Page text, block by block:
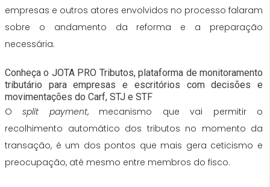
empresas e outros atores envolvidos no processo falaram
sobre o andamento da reforma e a preparação
necessária.
Conheça o JOTA PRO Tributos, plataforma de monitoramento
tributário para empresas e escritórios com decisões e
movimentações do Carf, STJ e STF
O split payment, mecanismo que vai permitir o
recolhimento automático dos tributos no momento da
transação, é um dos pontos que mais gera ceticismo e
preocupação, até mesmo entre membros do fisco.
entanto,
consideram
prazo
irrealista.